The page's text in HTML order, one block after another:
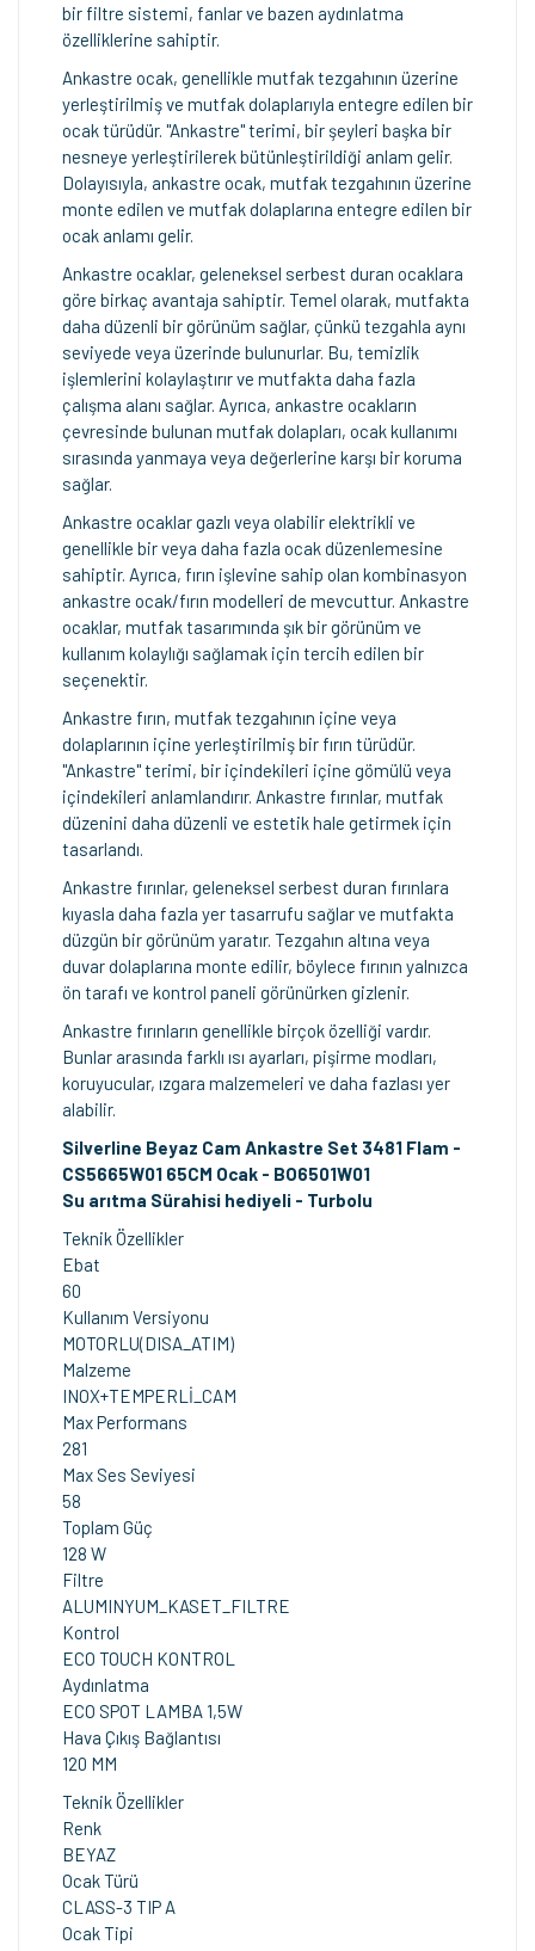
bir filtre sistemi, fanlar ve bazen aydınlatma
özelliklerine sahiptir.
Ankastre ocak, genellikle mutfak tezgahının üzerine
yerleştirilmiş ve mutfak dolaplarıyla entegre edilen bir
ocak türüdür. "Ankastre" terimi, bir şeyleri başka bir
nesneye yerleştirilerek bütünleştirildiği anlam gelir.
Dolayısıyla, ankastre ocak, mutfak tezgahının üzerine
monte edilen ve mutfak dolaplarına entegre edilen bir
ocak anlamı gelir.
Ankastre ocaklar, geleneksel serbest duran ocaklara
göre birkaç avantaja sahiptir. Temel olarak, mutfakta
daha düzenli bir görünüm sağlar, çünkü tezgahla aynı
seviyede veya üzerinde bulunurlar. Bu, temizlik
işlemlerini kolaylaştırır ve mutfakta daha fazla
çalışma alanı sağlar. Ayrıca, ankastre ocakların
çevresinde bulunan mutfak dolapları, ocak kullanımı
sırasında yanmaya veya değerlerine karşı bir koruma
sağlar.
Ankastre ocaklar gazlı veya olabilir elektrikli ve
genellikle bir veya daha fazla ocak düzenlemesine
sahiptir. Ayrıca, fırın işlevine sahip olan kombinasyon
ankastre ocak/fırın modelleri de mevcuttur. Ankastre
ocaklar, mutfak tasarımında şık bir görünüm ve
kullanım kolaylığı sağlamak için tercih edilen bir
seçenektir.
Ankastre fırın, mutfak tezgahının içine veya
dolaplarının içine yerleştirilmiş bir fırın türüdür.
"Ankastre" terimi, bir içindekileri içine gömülü veya
içindekileri anlamlandırır. Ankastre fırınlar, mutfak
düzenini daha düzenli ve estetik hale getirmek için
tasarlandı.
Ankastre fırınlar, geleneksel serbest duran fırınlara
kıyasla daha fazla yer tasarrufu sağlar ve mutfakta
düzgün bir görünüm yaratır. Tezgahın altına veya
duvar dolaplarına monte edilir, böylece fırının yalnızca
ön tarafı ve kontrol paneli görünürken gizlenir.
Ankastre fırınların genellikle birçok özelliği vardır.
Bunlar arasında farklı ısı ayarları, pişirme modları,
koruyucular, ızgara malzemeleri ve daha fazlası yer
alabilir.
Silverline Beyaz Cam Ankastre Set 3481 Flam -
CS5665W01 65CM Ocak - BO6501W01
Su arıtma Sürahisi hediyeli - Turbolu
Teknik Özellikler
Ebat
60
Kullanım Versiyonu
MOTORLU(DISA_ATIM)
Malzeme
INOX+TEMPERLİ_CAM
Max Performans
281
Max Ses Seviyesi
58
Toplam Güç
128 W
Filtre
ALUMINYUM_KASET_FILTRE
Kontrol
ECO TOUCH KONTROL
Aydınlatma
ECO SPOT LAMBA 1,5W
Hava Çıkış Bağlantısı
120 MM
Teknik Özellikler
Renk
BEYAZ
Ocak Türü
CLASS-3 TIP A
Ocak Tipi